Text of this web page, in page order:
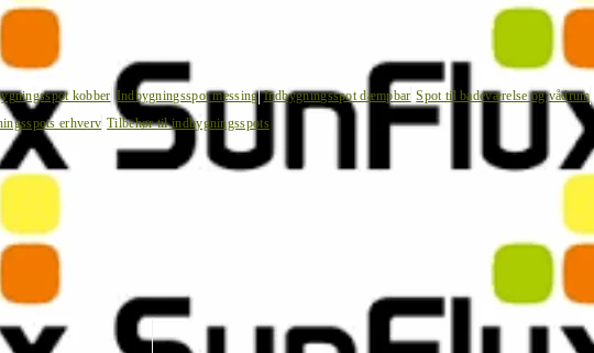
kobber Indbygningsspot messing Indbygningsspot dæmpbar Spot til badeværelse og vådrum
erhverv Tilbehør til indbygningsspots